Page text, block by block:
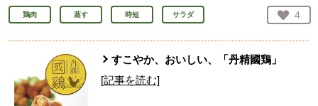
鶏肉 蒸す 時短 サラダ お気
4
人
すこやか、おいしい、「丹精國鶏」
[記事を読む]